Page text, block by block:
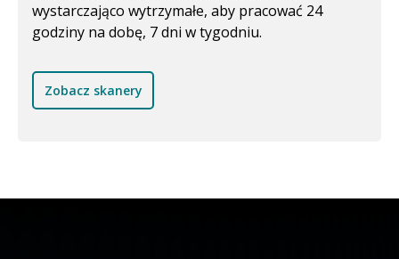
wystarczająco wytrzymałe, aby pracować 24
godziny na dobę, 7 dni w tygodniu.
Zobacz skanery